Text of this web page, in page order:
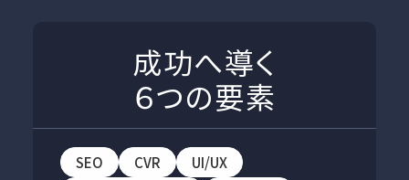
成功へ導く
６つの要素
SEO CVR
UI/UX